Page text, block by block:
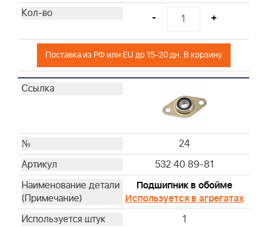
- +
Поставка из РФ или EU до 15-20 дн. В корзину
24
532 40 89-81
Подшипник в обойме
Используется в агрегатах
1